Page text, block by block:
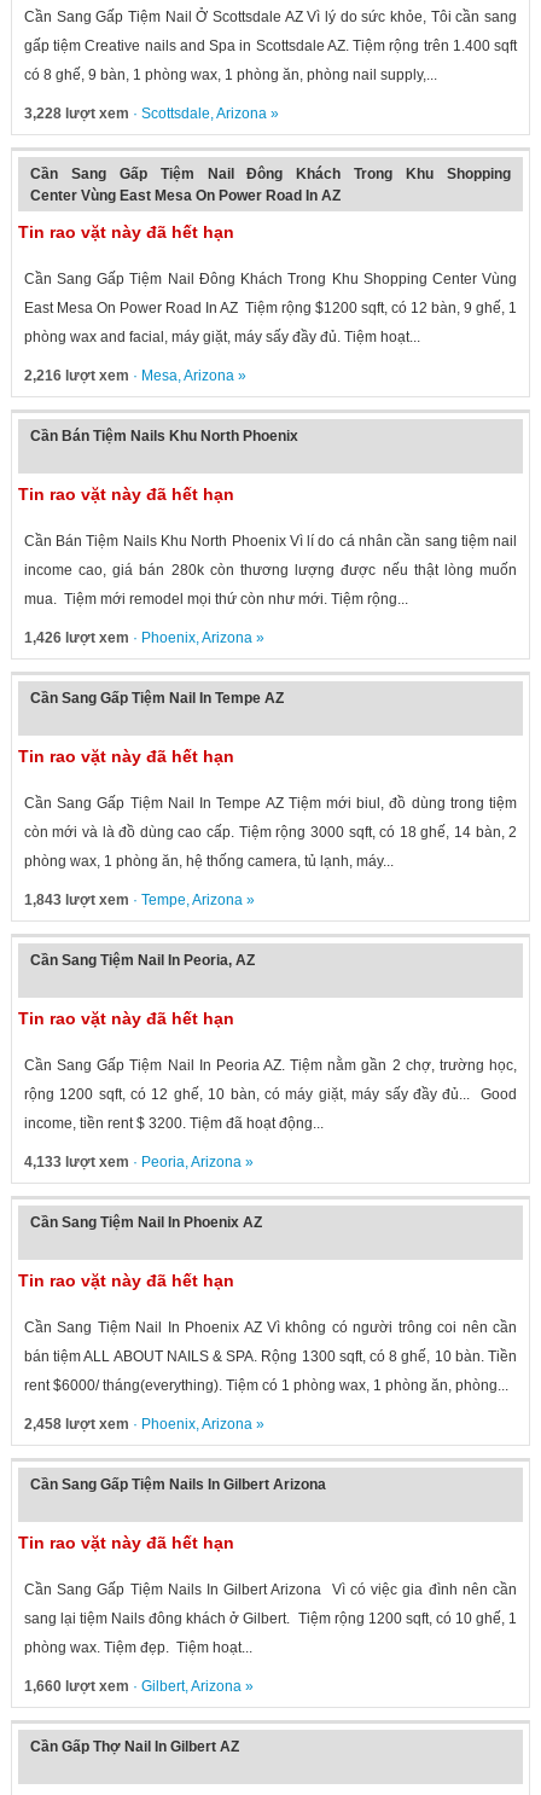
Cần Sang Gấp Tiệm Nail Ở Scottsdale AZ Vì lý do sức khỏe, Tôi cần sang
gấp tiệm Creative nails and Spa in Scottsdale AZ. Tiệm rộng trên 1.400 sqft
có 8 ghế, 9 bàn, 1 phòng wax, 1 phòng ăn, phòng nail supply,...
3,228 lượt xem · Scottsdale,Arizona»
Cần Sang Gấp Tiệm Nail Đông Khách Trong Khu Shopping
Center Vùng East Mesa On Power Road In AZ
Tin rao vặt này đã hết hạn
Cần Sang Gấp Tiệm Nail Đông Khách Trong Khu Shopping Center Vùng
East Mesa On Power Road In AZ Tiệm rộng $1200 sqft, có 12 bàn, 9 ghế, 1
phòng wax and facial, máy giặt, máy sấy đầy đủ. Tiệm hoạt...
2,216 lượt xem · Mesa,Arizona»
Cần Bán Tiệm Nails Khu North Phoenix
Tin rao vặt này đã hết hạn
Cần Bán Tiệm Nails Khu North Phoenix Vì lí do cá nhân cần sang tiệm nail
income cao, giá bán 280k còn thương lượng được nếu thật lòng muốn
mua. Tiệm mới remodel mọi thứ còn như mới. Tiệm rộng...
1,426 lượt xem · Phoenix,Arizona»
Cần Sang Gấp Tiệm Nail In Tempe AZ
Tin rao vặt này đã hết hạn
Cần Sang Gấp Tiệm Nail In Tempe AZ Tiệm mới biul, đồ dùng trong tiệm
còn mới và là đồ dùng cao cấp. Tiệm rộng 3000 sqft, có 18 ghế, 14 bàn, 2
phòng wax, 1 phòng ăn, hệ thống camera, tủ lạnh, máy...
1,843 lượt xem · Tempe,Arizona»
Cần Sang Tiệm Nail In Peoria, AZ
Tin rao vặt này đã hết hạn
Cần Sang Gấp Tiệm Nail In Peoria AZ. Tiệm nằm gần 2 chợ, trường học,
rộng 1200 sqft, có 12 ghế, 10 bàn, có máy giặt, máy sấy đầy đủ... Good
income, tiền rent $ 3200. Tiệm đã hoạt động...
4,133 lượt xem · Peoria,Arizona»
Cần Sang Tiệm Nail In Phoenix AZ
Tin rao vặt này đã hết hạn
Cần Sang Tiệm Nail In Phoenix AZ Vì không có người trông coi nên cần
bán tiệm ALL ABOUT NAILS & SPA. Rộng 1300 sqft, có 8 ghế, 10 bàn. Tiền
rent $6000/ tháng(everything). Tiệm có 1 phòng wax, 1 phòng ăn, phòng...
2,458 lượt xem · Phoenix,Arizona»
Cần Sang Gấp Tiệm Nails In Gilbert Arizona
Tin rao vặt này đã hết hạn
Cần Sang Gấp Tiệm Nails In Gilbert Arizona Vì có việc gia đình nên cần
sang lại tiệm Nails đông khách ở Gilbert. Tiệm rộng 1200 sqft, có 10 ghế, 1
phòng wax. Tiệm đẹp. Tiệm hoạt...
1,660 lượt xem · Gilbert,Arizona»
Cần Gấp Thợ Nail In Gilbert AZ